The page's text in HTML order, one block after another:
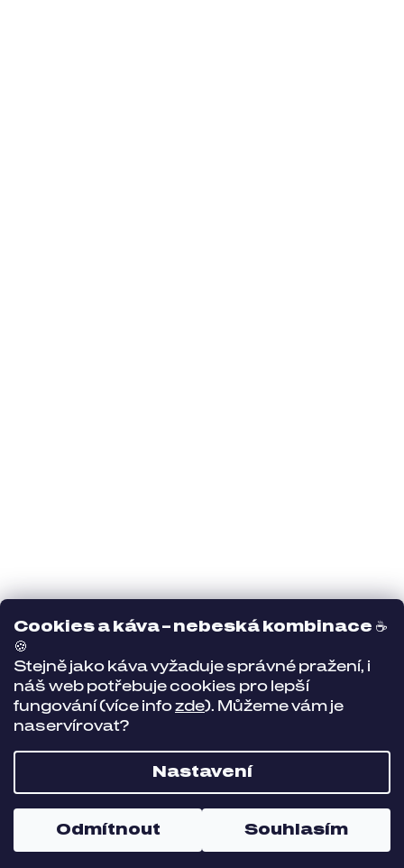
Cookies a káva – nebeská kombinace ☕
🍪
Stejně jako káva vyžaduje správné pražení, i
náš web potřebuje cookies pro lepší
fungování (více infozde). Můžeme vám je
naservírovat?
Nastavení
Odmítnout Souhlasím